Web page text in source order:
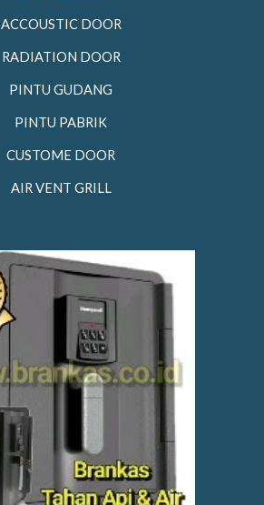
ACCOUSTIC DOOR
RADIATION DOOR
PINTU GUDANG
PINTU PABRIK
CUSTOME DOOR
AIR VENT GRILL